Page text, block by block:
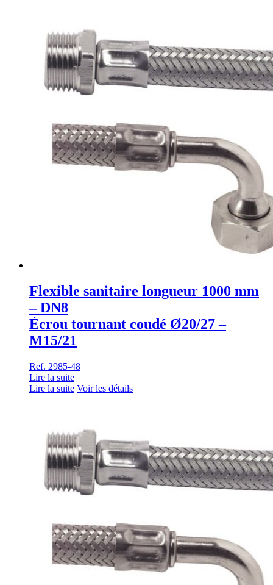
Flexible sanitaire longueur 1000 mm
– DN8
Écrou tournant coudé Ø20/27 –
M15/21
Ref. 2985-48
Lire la suite
Lire la suite Voir les détails